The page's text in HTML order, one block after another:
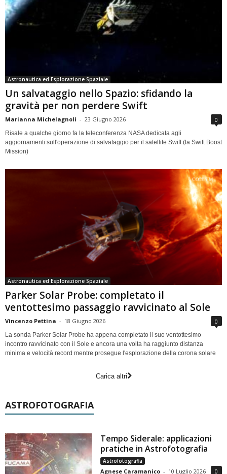
Astronautica ed Esplorazione Spaziale
Un salvataggio nello Spazio: sfidando la
gravità per non perdere Swift
Marianna Michelagnoli - 23 Giugno 2026 0
Risale a qualche giorno fa la teleconferenza NASA dedicata agli
aggiornamenti sull'operazione di salvataggio per il satellite Swift (la Swift Boost
Mission)
Astronautica ed Esplorazione Spaziale
Parker Solar Probe: completato il
ventottesimo passaggio ravvicinato al Sole
Vincenzo Pettina - 18 Giugno 2026 0
La sonda Parker Solar Probe ha appena completato il suo ventottesimo
incontro ravvicinato con il Sole e ancora una volta ha raggiunto distanza
minima e velocità record mentre prosegue l'esplorazione della corona solare
Carica altri
ASTROFOTOGRAFIA
Tempo Siderale: applicazioni
pratiche in Astrofotografia
Astrofotografia
Agnese Caramanico - 10 Luglio 2026 0